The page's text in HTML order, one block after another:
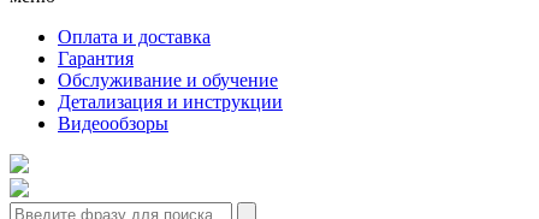
Оплата и доставка
Гарантия
Обслуживание и обучение
Детализация и инструкции
Видеообзоры